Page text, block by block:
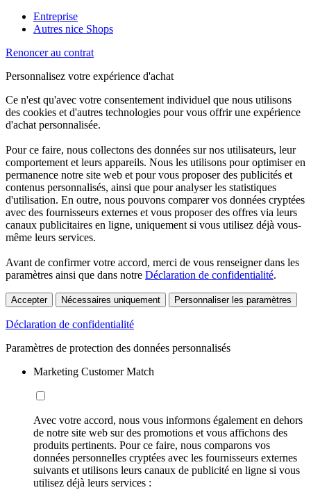
Entreprise
Autres nice Shops
Renoncer au contrat
Personnalisez votre expérience d'achat
Ce n'est qu'avec votre consentement individuel que nous utilisons
des cookies et d'autres technologies pour vous offrir une expérience
d'achat personnalisée.
Pour ce faire, nous collectons des données sur nos utilisateurs, leur
comportement et leurs appareils. Nous les utilisons pour optimiser en
permanence notre site web et pour vous proposer des publicités et
contenus personnalisés, ainsi que pour analyser les statistiques
d'utilisation. En outre, nous pouvons comparer vos données cryptées
avec des fournisseurs externes et vous proposer des offres via leurs
canaux publicitaires en ligne, uniquement si vous utilisez déjà vous-
même leurs services.
Avant de confirmer votre accord, merci de vous renseigner dans les
paramètres ainsi que dans notre Déclaration de confidentialité.
Accepter Nécessaires uniquement Personnaliser les paramètres
Déclaration de confidentialité
Paramètres de protection des données personnalisés
Marketing Customer Match
Avec votre accord, nous vous informons également en dehors
de notre site web sur des promotions et vous affichons des
produits pertinents. Pour ce faire, nous comparons vos
données personnelles cryptées avec les fournisseurs externes
suivants et utilisons leurs canaux de publicité en ligne si vous
utilisez déjà leurs services :